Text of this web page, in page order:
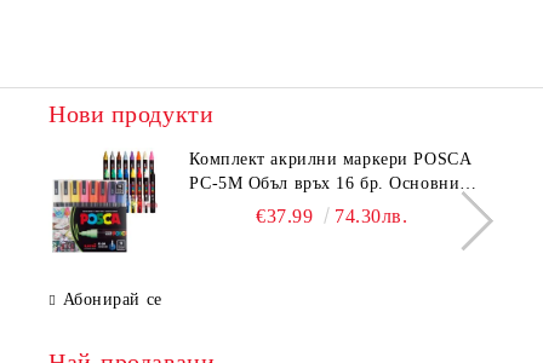
Нови продукти
Комплeкт акрилни маркери POSCA
PC-5M Объл връх 16 бр. Основни
€37.99 74.30лв.
Абонирай се